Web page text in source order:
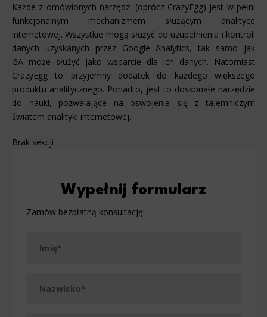
Wypełnij formularz
Zamów bezpłatną konsultację!
Każde z omówionych narzędzi (oprócz CrazyEgg) jest w pełni
funkcjonalnym mechanizmem służącym analityce
internetowej. Wszystkie mogą służyć do uzupełnienia i kontroli
danych uzyskanych przez Google Analytics, tak samo jak
GA może służyć jako wsparcie dla ich danych. Natomiast
CrazyEgg to przyjemny dodatek do każdego większego
produktu analitycznego. Ponadto, jest to doskonałe narzędzie
do nauki, pozwalające na oswojenie się z tajemniczym
światem analityki internetowej.
Brak sekcji